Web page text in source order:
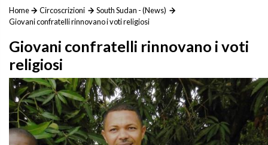
Home Circoscrizioni
South Sudan - (News)
Giovani confratelli rinnovano i voti religiosi
Giovani confratelli rinnovano i voti
religiosi